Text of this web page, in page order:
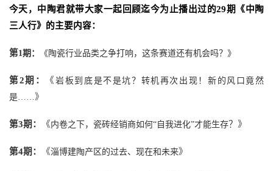
今天，中陶君就带大家一起回顾迄今为止播出过的29期《中陶
三人行》的主要内容：
第1期： 《 陶瓷行业品类之争打响，这条赛道还有机会吗？ 》
第2期： 《岩板到底是不是坑？转机再次出现！新的风口竟然
是…
》
第3期： 《内卷之下，瓷砖经销商如何“自我进化”才能生存？ 》
第4期： 《淄博建陶产区的过去、现在和未来》